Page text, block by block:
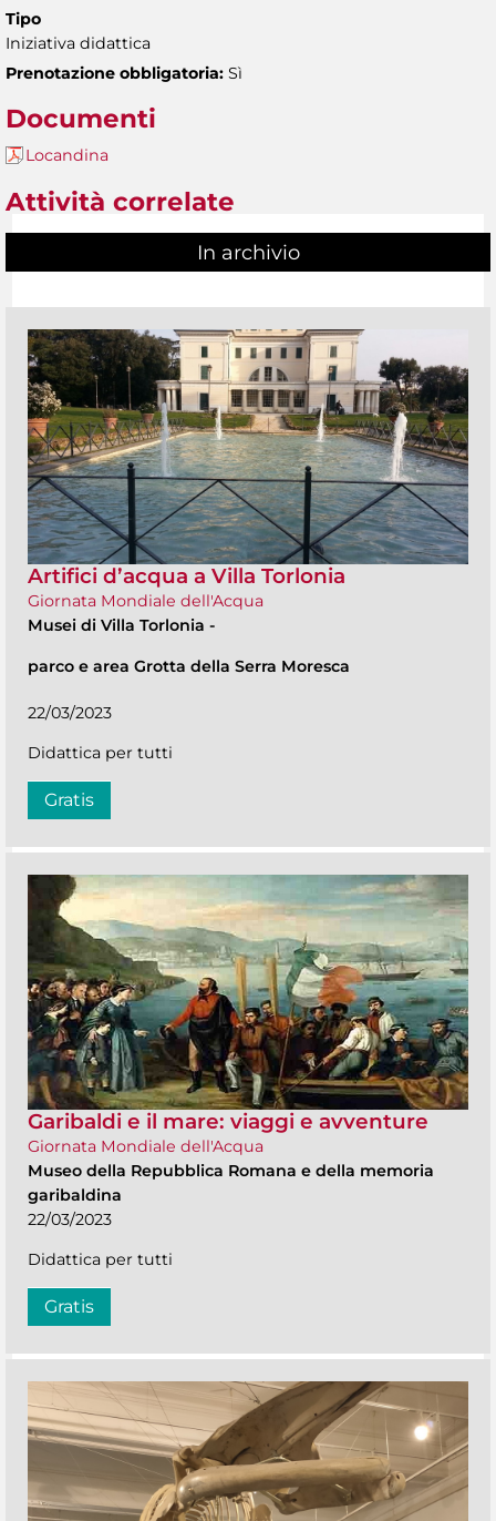
Tipo
Iniziativa didattica
Prenotazione obbligatoria: Sì
Documenti
Locandina
Attività correlate
In archivio
Artifici d’acqua a Villa Torlonia
Giornata Mondiale dell'Acqua
Musei di Villa Torlonia -
parco e area Grotta della Serra Moresca
22/03/2023
Didattica per tutti
Gratis
Garibaldi e il mare: viaggi e avventure
Giornata Mondiale dell'Acqua
Museo della Repubblica Romana e della memoria
garibaldina
22/03/2023
Didattica per tutti
Gratis